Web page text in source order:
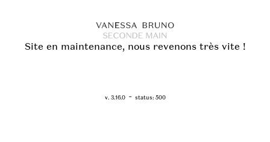
Site en maintenance, nous revenons très vite !
v. 3.16.0- status: 500